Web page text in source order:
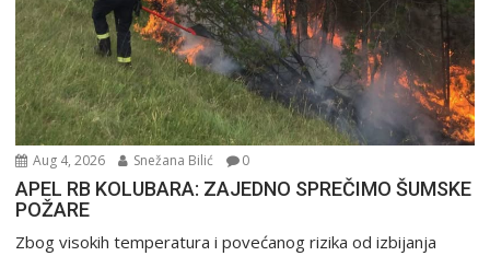
Aug 4, 2026 Snežana Bilić 0
APEL RB KOLUBARA: ZAJEDNO SPREČIMO ŠUMSKE
POŽARE
Zbog visokih temperatura i povećanog rizika od izbijanja